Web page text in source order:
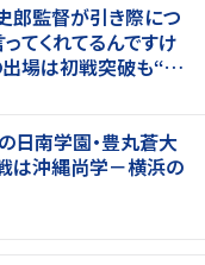
郎監督が引き際につ
てくれてるんですけ
場は初戦突破も“馬
日南学園・豊丸蒼大
は沖縄尚学－横浜の